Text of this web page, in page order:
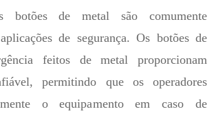
botões de metal são comumente
de segurança. Os botões de
feitos de metal proporcionam
permitindo que os operadores
o equipamento em caso de